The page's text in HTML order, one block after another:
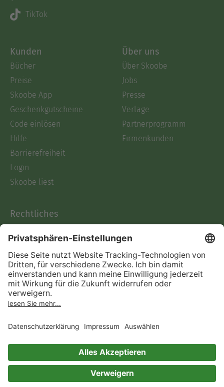
TikTok
Kunden
Bücher
Preise
Skoobe App
Geschenkgutscheine
Code einlösen
Hilfe
Barrierefreiheit
Login
Skoobe liest
Über uns
Über Skoobe
Jobs
Presse
Verlage
Partnerprogramm
Firmenkunden
Rechtliches
AGB
Informationen nach Data
Act
Verträge hier kündigen
Impressum
Immer ein gutes Buch